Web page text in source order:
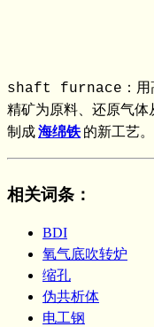
shaft furnace：用
精矿为原料、还原气
制成海绵铁 的新工艺。
相关词条 ：
BDI
氧气底吹转炉
缩孔
伪共析体
电工钢